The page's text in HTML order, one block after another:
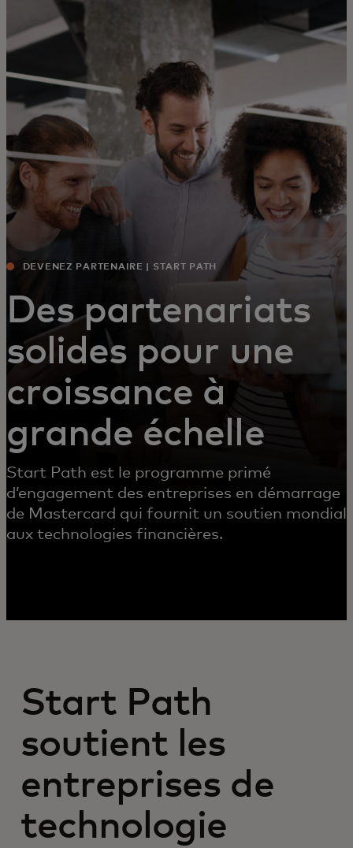
Pour vous
Pour l'entreprise
Pour le monde
Pour les innovateurs
Actualités et tendances
DEVENEZ PARTENAIRE | START PATH
Des partenariats
solides pour une
croissance à
grande échelle
Start Path est le programme primé
d’engagement des entreprises en démarrage
de Mastercard qui fournit un soutien mondial
aux technologies financières.
Start Path
soutient les
entreprises de
technologie